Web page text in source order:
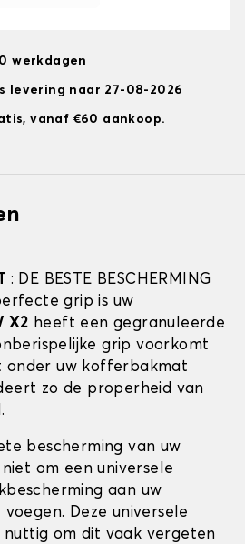
werkdagen
levering naar 27-08-2026
vanaf €60 aankoop.
: DE BESTE BESCHERMING
grip is uw
X2 heeft een gegranuleerde
grip voorkomt
onder uw kofferbakmat
zo de properheid van
bescherming van uw
om een universele
aan uw
Deze universele
nuttig om dit vaak vergeten